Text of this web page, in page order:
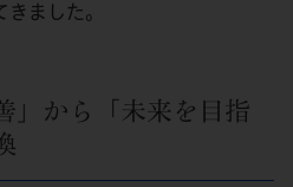
ました。
」から「未来を目指